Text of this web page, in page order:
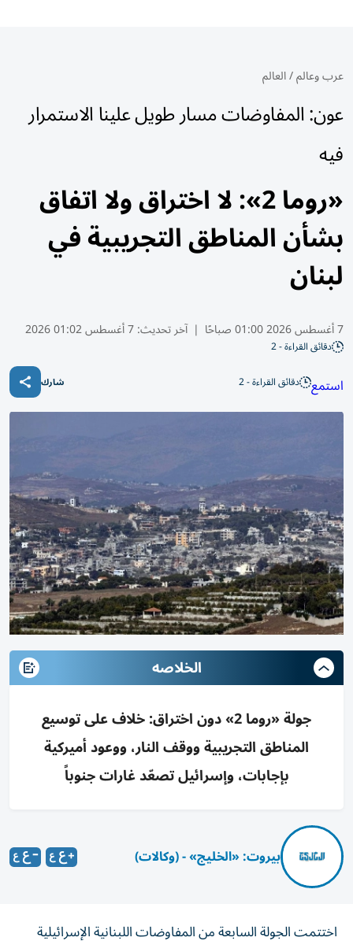
عرب وعالم/العالم
عون: المفاوضات مسار طويل علينا الاستمرار
فيه
«روما 2»: لا اختراق ولا اتفاق
بشأن المناطق التجريبية في
لبنان
7 أغسطس 2026 01:00 صباحًا | آخر تحديث:7 أغسطس 01:02 2026
دقائق القراءة - 2
استمع دقائق القراءة - 2 شارك
الخلاصه
جولة «روما 2» دون اختراق: خلاف على توسيع
المناطق التجريبية ووقف النار، ووعود أميركية
بإجابات، وإسرائيل تصعّد غارات جنوباً
بيروت: «الخليج» - (وكالات)
اختتمت الجولة السابعة من المفاوضات اللبنانية الإسرائيلية